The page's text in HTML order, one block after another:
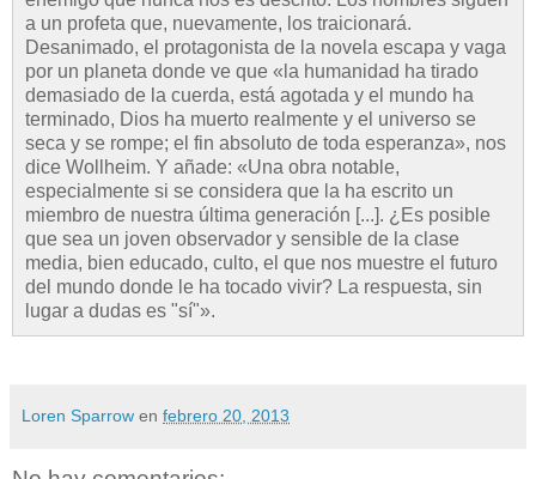
a un profeta que, nuevamente, los traicionará.
Desanimado, el protagonista de la novela escapa y vaga
por un planeta donde ve que «la humanidad ha tirado
demasiado de la cuerda, está agotada y el mundo ha
terminado, Dios ha muerto realmente y el universo se
seca y se rompe; el fin absoluto de toda esperanza», nos
dice Wollheim. Y añade: «Una obra notable,
especialmente si se considera que la ha escrito un
miembro de nuestra última generación [...]. ¿Es posible
que sea un joven observador y sensible de la clase
media, bien educado, culto, el que nos muestre el futuro
del mundo donde le ha tocado vivir? La respuesta, sin
lugar a dudas es "sí"».
Loren Sparrow en febrero 20, 2013